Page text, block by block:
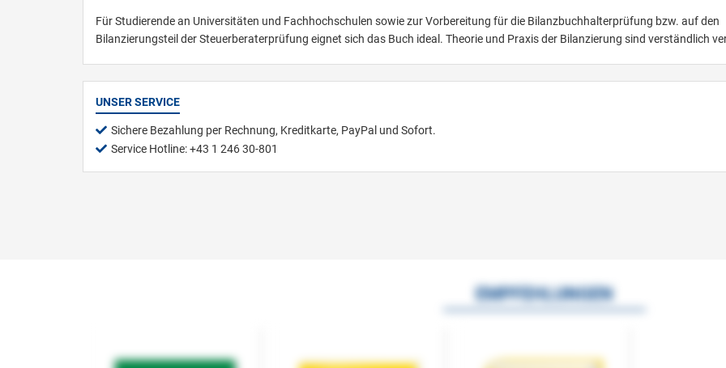
Für Studierende an Universitäten und Fachhochschulen sowie zur Vorbereitung für die Bilanzbuchhalterprüfung bzw. auf den
Bilanzierungsteil der Steuerberaterprüfung eignet sich das Buch ideal. Theorie und Praxis der Bilanzierung sind verständlich
UNSER SERVICE
Sichere Bezahlung per Rechnung, Kreditkarte, PayPal und Sofort.
Service Hotline: +43 1 246 30-801
EMPFEHLUNGEN